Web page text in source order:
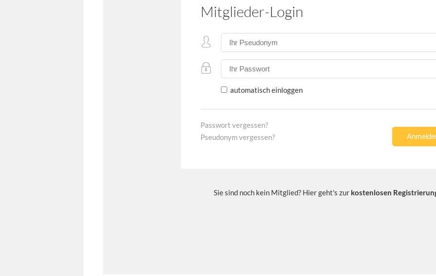
Mitglieder-Login
automatisch einloggen
Passwort vergessen?
Pseudonym vergessen?
Sie sind noch kein Mitglied? Hier geht's zur kostenlosen